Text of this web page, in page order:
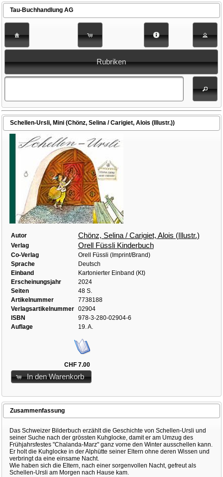
Tau-Buchhandlung AG
Rubriken
Schellen-Ursli, Mini (Chönz, Selina / Carigiet, Alois (Illustr.))
Autor Chönz, Selina / Carigiet, Alois (Illustr.)
Verlag Orell Füssli Kinderbuch
Co-Verlag
Orell Füssli (Imprint/Brand)
Sprache
Deutsch
Einband
Kartonierter Einband (Kt)
Erscheinungsjahr
2024
Seiten
48 S.
Artikelnummer
7738188
Verlagsartikelnummer
02904
ISBN
978-3-280-02904-6
Auflage
19. A.
CHF 7.00
In den Warenkorb
Zusammenfassung
Das Schweizer Bilderbuch erzählt die Geschichte von Schellen-Ursli und
seiner Suche nach der grössten Kuhglocke, damit er am Umzug des
Frühjahrsfestes "Chalanda-Marz" ganz vorne den Winter ausschellen kann.
Er holt die Kuhglocke in der Alphütte seiner Eltern ohne deren Wissen und
verbringt da eine einsame Nacht.
Wie haben sich die Eltern, nach einer sorgenvollen Nacht, gefreut als
Schellen-Ursli am Morgen nach Hause kam.